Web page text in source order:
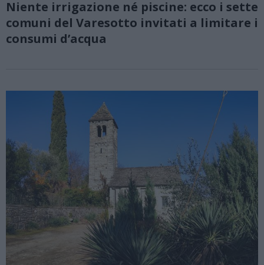
Niente irrigazione né piscine: ecco i sette
comuni del Varesotto invitati a limitare i
consumi d’acqua